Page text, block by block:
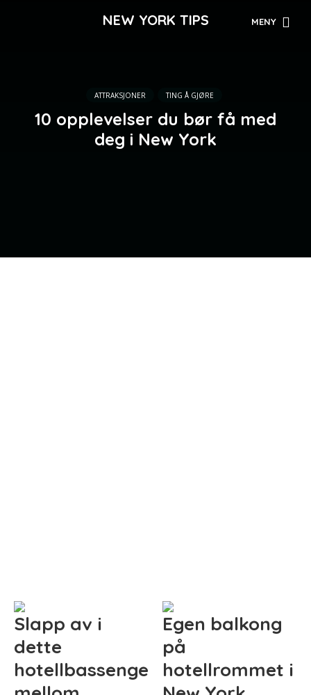
NEW YORK TIPS MENY
ATTRAKSJONER TING Å GJØRE
10 opplevelser du bør få med
deg i New York
Slapp av i
dette
hotellbassenget
Egen balkong
på
hotellrommet i